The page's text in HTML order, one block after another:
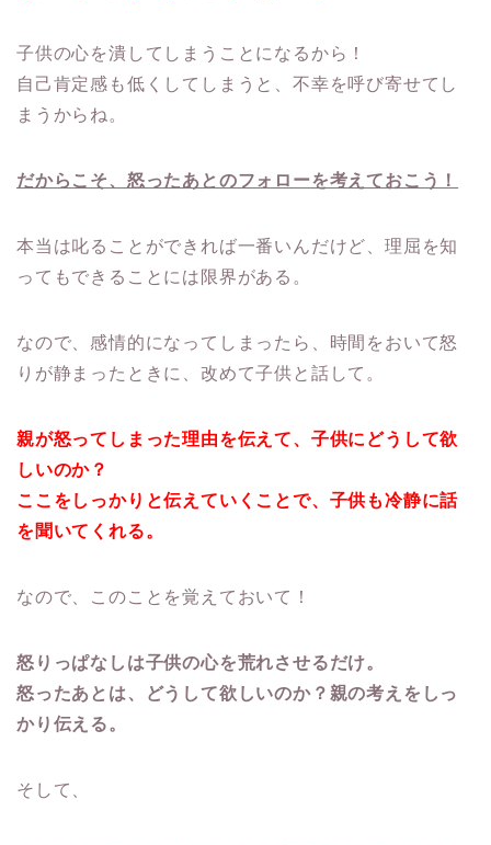
子供の心を潰してしまうことになるから！
自己肯定感も低くしてしまうと、不幸を呼び寄せてし
まうからね。
だからこそ、怒ったあとのフォローを考えておこう！
本当は叱ることができれば一番いんだけど、理屈を知
ってもできることには限界がある。
なので、感情的になってしまったら、時間をおいて怒
りが静まったときに、改めて子供と話して。
親が怒ってしまった理由を伝えて、子供にどうして欲
しいのか？
ここをしっかりと伝えていくことで、子供も冷静に話
を聞いてくれる。
なので、このことを覚えておいて！
怒りっぱなしは子供の心を荒れさせるだけ。
怒ったあとは、どうして欲しいのか？親の考えをしっ
かり伝える。
そして、